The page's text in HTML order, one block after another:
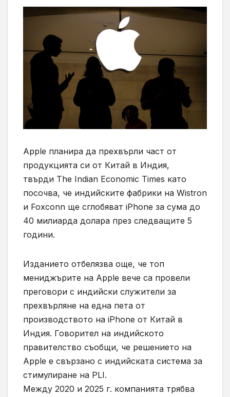
Apple планира да прехвърли част от
продукцията си от Китай в Индия,
твърди The Indian Economic Times като
посочва, че индийските фабрики на Wistron
и Foxconn ще сглобяват iPhone за сума до
40 милиарда долара през следващите 5
години.
Изданието отбелязва още, че топ
мениджърите на Apple вече са провели
преговори с индийски служители за
прехвърляне на една пета от
производството на iPhone от Китай в
Индия. Говорител на индийското
правителство съобщи, че решението на
Apple е свързано с индийската система за
стимулиране на PLI.
Между 2020 и 2025 г. компанията трябва